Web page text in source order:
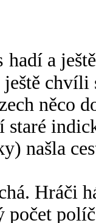
hadí a
chvíli
něco
našla
Hráči
počet